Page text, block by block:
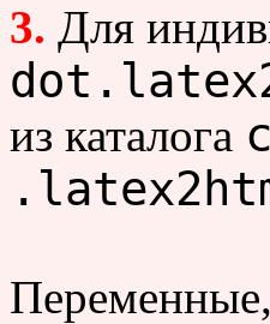
3. Для
из каталога